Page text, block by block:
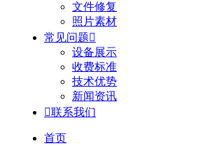
文件修复
照片素材
常见问题
设备展示
收费标准
技术优势
新闻资讯
联系我们
首页